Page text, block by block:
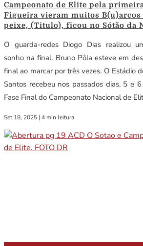
Campeonato de Elite pela
Figueira vieram muitos B(u)arcos
peixe, (Titulo), ficou no Sótão da
O guarda-redes Diogo Dias realizou
sonho na final. Bruno Pôla esteve em
final ao marcar por três vezes. O Estádio
Santos recebeu nos passados dias, 5 e
Fase Final do Campeonato Nacional de
Set 18, 2025 | 4 min leitura